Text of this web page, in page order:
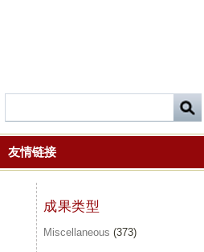
友情链接
成果类型
Miscellaneous (373)